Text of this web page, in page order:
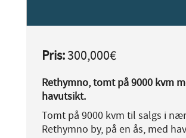
Pris:300,000€
Rethymno, tomt på 9000 kvm
havutsikt.
Tomt på 9000 kvm til salgs i
Rethymno by, på en ås, med